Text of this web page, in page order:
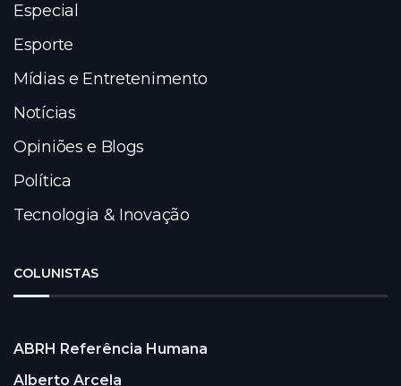
Especial
Esporte
Mídias e Entretenimento
Notícias
Opiniões e Blogs
Política
Tecnologia & Inovação
COLUNISTAS
ABRH Referência Humana
Alberto Arcela